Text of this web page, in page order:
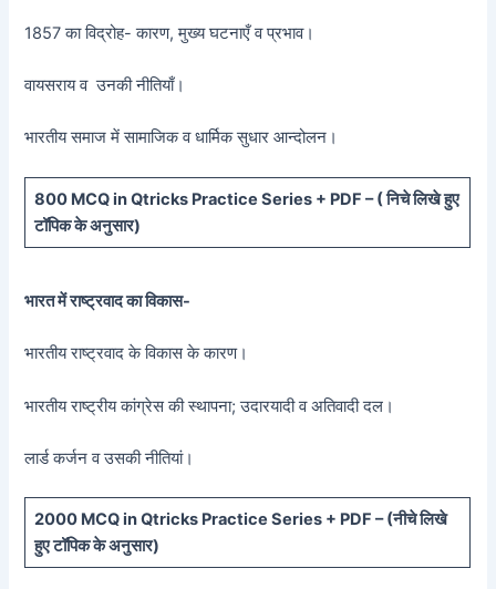
1857 का विद्रोह- कारण, मुख्य घटनाएँ व प्रभाव।
वायसराय व उनकी नीतियाँ।
भारतीय समाज में सामाजिक व धार्मिक सुधार आन्दोलन।
800 MCQ in Qtricks Practice Series + PDF – (निचे लिखे हुए
टॉपिक के अनुसार)
भारत में राष्ट्रवाद का विकास-
भारतीय राष्ट्रवाद के विकास के कारण।
भारतीय राष्ट्रीय कांग्रेस की स्थापना; उदारयादी व अतिवादी दल।
लार्ड कर्जन व उसकी नीतियां।
2000 MCQ in Qtricks Practice Series + PDF – (नीचेलिखे
हुए टॉपिक के अनुसार)